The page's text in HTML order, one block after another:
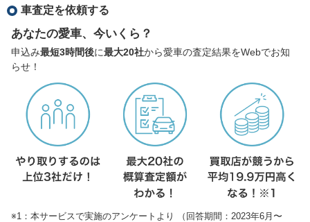
車査定を依頼する
あなたの愛車、今いくら？
申込み最短3時間後に最大20社から愛車の査定結果をWebでお知
らせ！
※1：本サービスで実施のアンケートより （回答期間：2023年6月〜